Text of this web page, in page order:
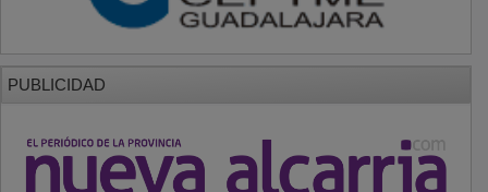
PUBLICIDAD